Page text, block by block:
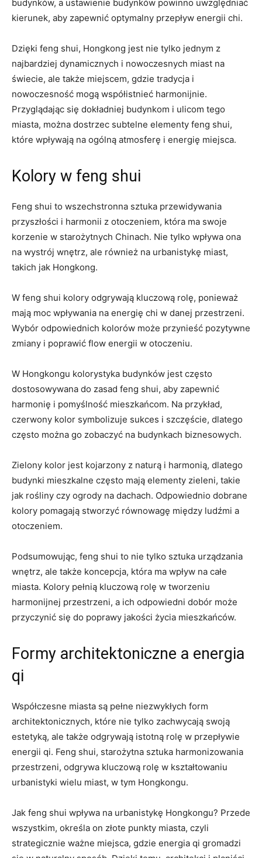
budynków, a ustawienie budynków powinno‌ uwzględniać
⁢kierunek, aby zapewnić optymalny przepływ energii chi.
Dzięki feng shui, Hongkong jest nie tylko jednym z
najbardziej⁤ dynamicznych i nowoczesnych ⁣miast na
świecie, ale także miejscem, gdzie tradycja i
nowoczesność mogą współistnieć⁣ harmonijnie.
Przyglądając się dokładniej budynkom i ulicom tego
miasta,​ można dostrzec subtelne elementy feng shui,⁢
które wpływają na ⁢ogólną atmosferę i energię miejsca.
Kolory w feng shui
Feng shui to wszechstronna sztuka przewidywania
⁤przyszłości i⁣ harmonii z otoczeniem, która ma swoje
korzenie w ‌starożytnych Chinach. Nie tylko wpływa ona
na wystrój wnętrz, ale również na ⁣urbanistykę miast,
takich jak Hongkong.
W feng⁣ shui kolory odgrywają kluczową rolę, ponieważ
mają moc wpływania na energię chi w ⁣danej przestrzeni.
Wybór odpowiednich kolorów może przynieść pozytywne
zmiany i ⁤poprawić flow energii w‌ otoczeniu.
W Hongkongu kolorystyka‍ budynków ​jest często
‌dostosowywana do zasad feng shui, aby zapewnić
harmonię ⁢i pomyślność mieszkańcom. Na przykład,
czerwony kolor⁤ symbolizuje ‌sukces⁣ i szczęście,⁢ dlatego
⁤często można go zobaczyć na budynkach ⁣biznesowych.
Zielony kolor​ jest kojarzony z naturą i harmonią, dlatego
budynki mieszkalne​ często mają elementy ​zieleni, takie
jak rośliny czy ‌ogrody na dachach.​ Odpowiednio dobrane
kolory pomagają stworzyć równowagę⁢ między ludźmi a
otoczeniem.
Podsumowując, feng shui to⁣ nie tylko sztuka urządzania
wnętrz, ale ‌także koncepcja, która ma wpływ na całe
miasta. Kolory pełnią kluczową rolę w tworzeniu
harmonijnej ‌przestrzeni, a ich odpowiedni ​dobór może
przyczynić się do poprawy jakości życia mieszkańców.
Formy architektoniczne a energia
qi
Współczesne miasta są pełne niezwykłych form
architektonicznych, które nie tylko zachwycają swoją
estetyką, ale także odgrywają istotną rolę w przepływie
energii⁤ qi. Feng​ shui, ​starożytna sztuka harmonizowania
przestrzeni, ‍odgrywa‍ kluczową rolę w kształtowaniu
urbanistyki ⁢wielu miast, w tym Hongkongu.
Jak feng⁣ shui wpływa‍ na‍ urbanistykę Hongkongu? Przede⁤
wszystkim, określa on⁣ złote punkty miasta, czyli
strategicznie ⁢ważne miejsca, gdzie energia qi gromadzi